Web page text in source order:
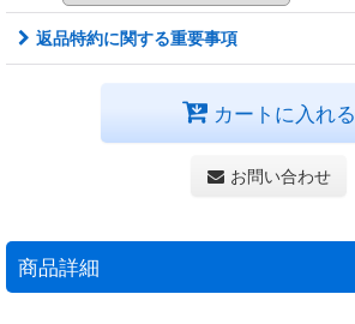
返品特約に関する重要事項
カートに入れる
お問い合わせ
商品詳細